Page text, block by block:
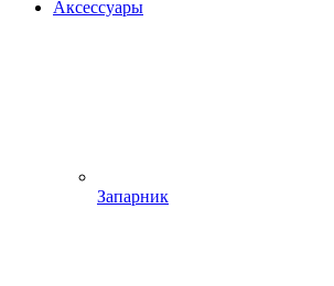
Аксессуары
Запарник